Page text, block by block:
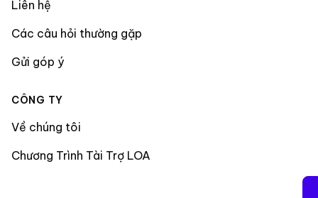
Liên hệ
Các câu hỏi thường gặp
Gửi góp ý
CÔNG TY
Về chúng tôi
Chương Trình Tài Trợ LOA